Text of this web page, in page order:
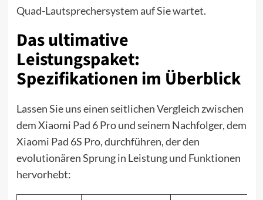
Quad-Lautsprechersystem auf Sie wartet.
Das ultimative
Leistungspaket:
Spezifikationen im Überblick
Lassen Sie uns einen seitlichen Vergleich zwischen
dem Xiaomi Pad 6 Pro und seinem Nachfolger, dem
Xiaomi Pad 6S Pro, durchführen, der den
evolutionären Sprung in Leistung und Funktionen
hervorhebt: